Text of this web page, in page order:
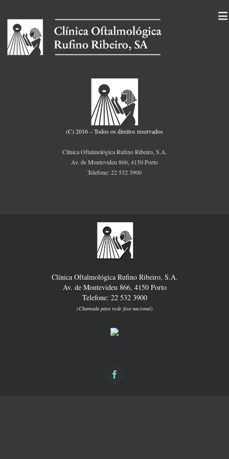
(C) 2016 – Todos os direitos reservados
Clínica Oftalmológica Rufino Ribeiro, S.A.
Av. de Montevideu 866, 4150 Porto
Telefone: 22 532 3900
Clínica Oftalmológica Rufino Ribeiro, S.A.
Av. de Montevideu 866, 4150 Porto
Telefone: 22 532 3900
(Chamada para rede fixa nacional)